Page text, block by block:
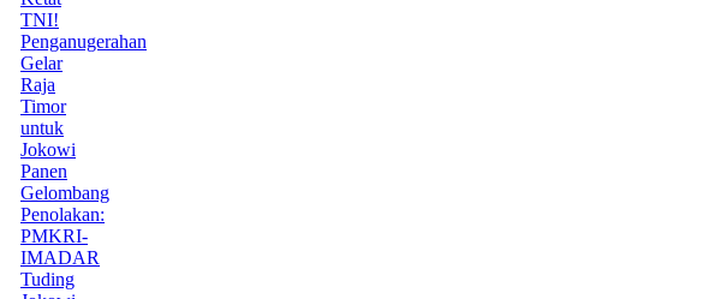
TNI!
Penganugerahan
Gelar
Raja
Timor
untuk
Jokowi
Panen
Gelombang
Penolakan:
PMKRI-
IMADAR
Tuding